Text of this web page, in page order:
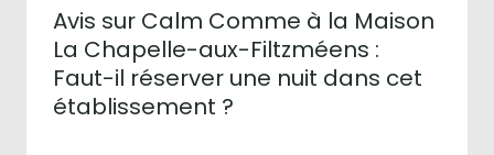
Avis sur Calm Comme à la Maison
La Chapelle-aux-Filtzméens :
Faut-il réserver une nuit dans cet
établissement ?